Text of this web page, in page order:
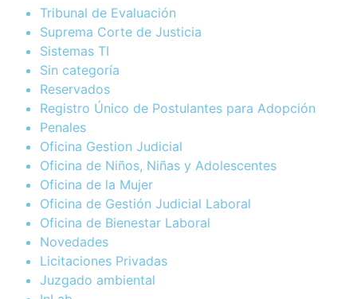
Tribunal de Evaluación
Suprema Corte de Justicia
Sistemas TI
Sin categoría
Reservados
Registro Único de Postulantes para Adopción
Penales
Oficina Gestion Judicial
Oficina de Niños, Niñas y Adolescentes
Oficina de la Mujer
Oficina de Gestión Judicial Laboral
Oficina de Bienestar Laboral
Novedades
Licitaciones Privadas
Juzgado ambiental